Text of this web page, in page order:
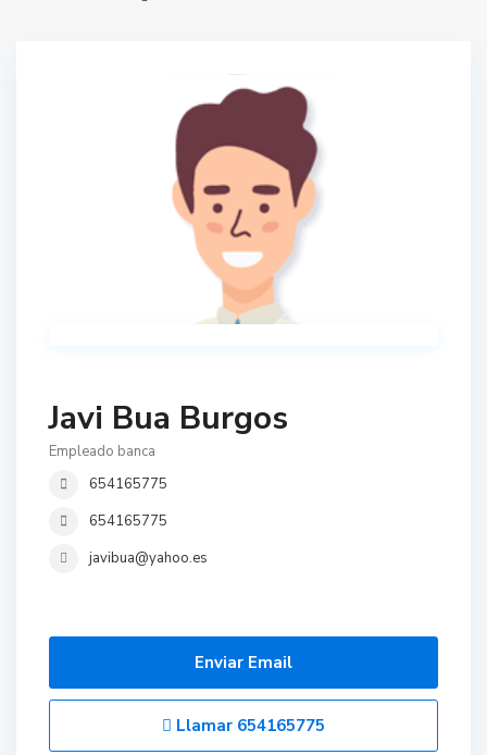
Javi Bua Burgos
Empleado banca
654165775
654165775
javibua@yahoo.es
Enviar Email
Llamar 654165775